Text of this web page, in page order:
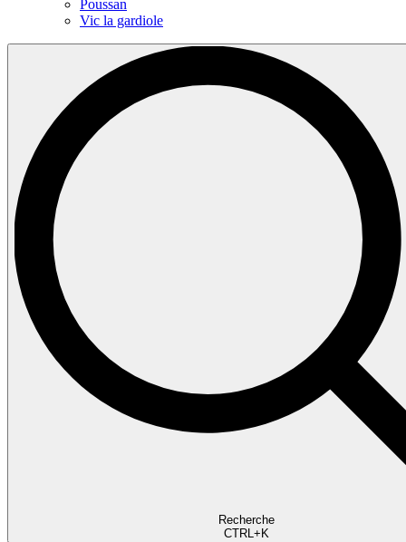
Poussan
Vic la gardiole
Recherche
CTRL+K